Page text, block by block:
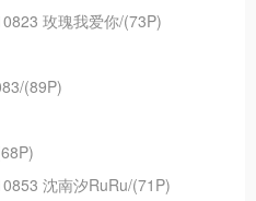
玫瑰我爱你/(73P)
(89P)
沈南汐RuRu/(71P)